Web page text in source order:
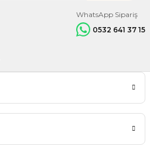
WhatsApp Sipariş
0532 641 37 15